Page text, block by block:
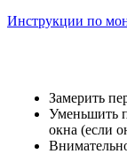
Инструкции по
Замерить
Уменьшить
окна (если